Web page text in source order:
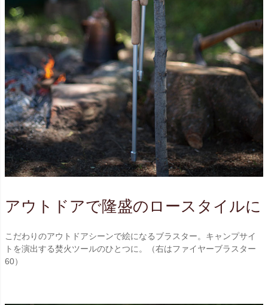
アウトドアで隆盛のロースタイルに
こだわりのアウトドアシーンで絵になるブラスター。キャンプサイ
トを演出する焚火ツールのひとつに。（右はファイヤーブラスター
60）